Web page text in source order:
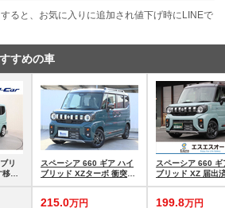
ると、お気に入りに追加され値下げ時にLINEで
すめの車
リ
動
スペーシア 660 ギア ハイ
ブリッド XZターボ 衝突被
215.0万円
スペーシア 660 ギ
ブリッド XZ 届出
199.8万円